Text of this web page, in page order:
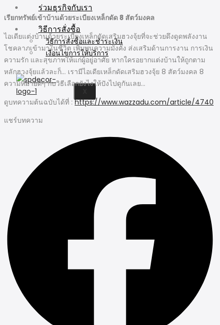
ร่วมธุรกิจกับเรา
วิธีการสั่งซื้อ
วิธีการสั่งซื้อและชำระเงิน
เงื่อนไขการให้บริการ
เรียกทรัพย์เข้าบ้านด้วยระเบียงเหล็กดัด 8 สัตว์มงคล
ไอเดียแต่งบ้านด้วยระเบียงเหล็กดัดเสริมฮวงจุ้ยที่จะช่วยดึงดูดพลังงาน
โชคลาภเข้ามาในชีวิต เพิ่มพูนความมั่งคั่ง ส่งเสริมด้านการงาน การเงิน
ความรัก และสุขภาพให้แก่ผู้อยู่อาศัย หากใครอยากแต่งบ้านให้ถูกตาม
หลักฮวงจุ้ยแล้วละก็… เรามีไอเดียเหล็กดัดเสริมฮวงจุ้ย 8 สัตว์มงคล 8
ความหมายดีๆ กับวิธีเลือกยังไงให้ปังไปดูกันเลย…
ดูบทความต้นฉบับได้ที่ :https://www.wazzadu.com/article/4740
แชร์บทความ